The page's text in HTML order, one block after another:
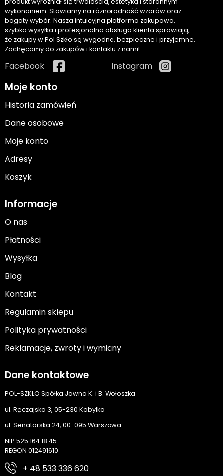
produkt wyróżniał się trwałością, estetyką i starannym
wykonaniem. Stawiamy na różnorodność wzorów oraz
bogaty wybór. Nasza intuicyjna platforma zakupowa,
szybka wysyłka i profesjonalna obsługa klienta sprawiają,
że zakupy w Pol Szkło są wygodne, bezpieczne i przyjemne.
Zachęcamy do zakupów i kontaktu z nami!
Facebook Instagram
Moje konto
Historia zamówień
Dane osobowe
Moje konto
Adresy
Koszyk
Informacje
O nas
Płatności
Wysyłka
Blog
Kontakt
Regulamin sklepu
Polityka prywatności
Reklamacje, zwroty i wymiany
Dane kontaktowe
POL-SZKŁO Spółka Jawna K. i B. Wołoszka
ul. Ręczajska 3, 05-230 Kobyłka
ul. Senatorska 24, 00-095 Warszawa
NIP 525 164 18 45
REGON 012491610
+ 48 533 336 620